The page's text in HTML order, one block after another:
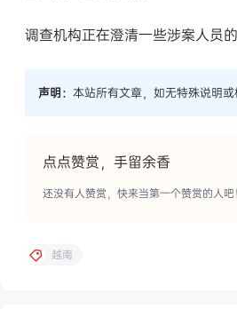
调查机构正在澄清一些涉案人员的
声明： 本站所有文章，如无特殊说明
点点赞赏，手留余香
还没有人赞赏，快来当第一个赞赏的人吧！
越南